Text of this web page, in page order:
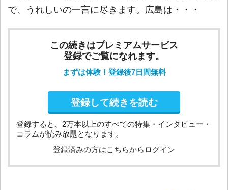
で、うれしいの一言に尽きます。広島は・・・
この続きはプレミアムサービス
登録でご覧になれます。
まずは体験！登録後7日間無料
登録して続きを読む
登録すると、2万本以上のすべての特集・インタビュー・
コラムが読み放題となります。
登録済みの方はこちらからログイン